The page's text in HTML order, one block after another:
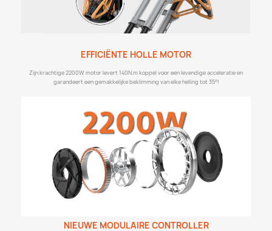
EFFICIËNTE HOLLE MOTOR
Zijn krachtige 2200W motor levert 140N.m koppel voor een levendige acceleratie en
garandeert een gemakkelijke beklimming van elke helling tot 35°!
NIEUWE MODULAIRE CONTROLLER